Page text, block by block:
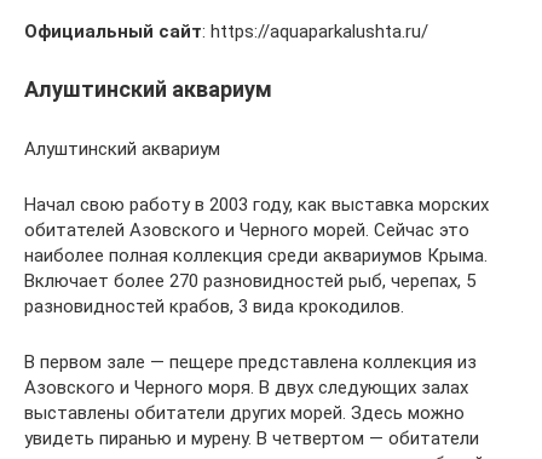
Официальный сайт: https://aquaparkalushta.ru/
Алуштинский аквариум
Алуштинский аквариум
Начал свою работу в 2003 году, как выставка морских
обитателей Азовского и Черного морей. Сейчас это
наиболее полная коллекция среди аквариумов Крыма.
Включает более 270 разновидностей рыб, черепах, 5
разновидностей крабов, 3 вида крокодилов.
В первом зале — пещере представлена коллекция из
Азовского и Черного моря. В двух следующих залах
выставлены обитатели других морей. Здесь можно
увидеть пиранью и мурену. В четвертом — обитатели